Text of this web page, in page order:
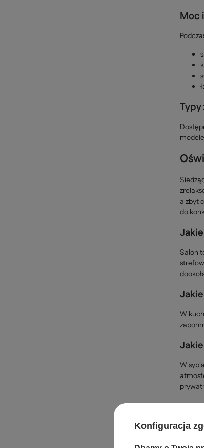
Moc
Typy
a zbyt
do
Salon
W
W
Konfiguracja